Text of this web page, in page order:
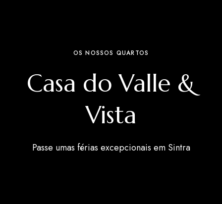
OS NOSSOS QUARTOS
Casa do Valle &
Vista
Passe umas férias excepcionais em Sintra